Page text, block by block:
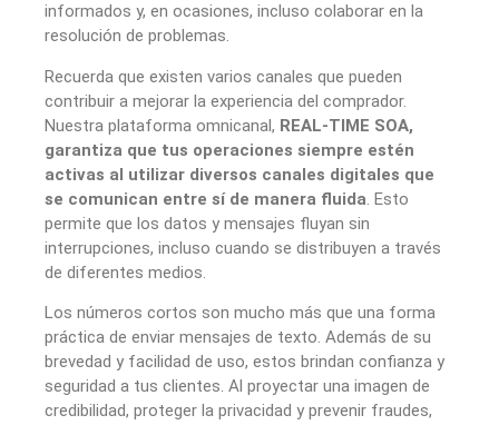
informados y, en ocasiones, incluso colaborar en la
resolución de problemas.
Recuerda que existen varios canales que pueden
contribuir a mejorar la experiencia del comprador.
Nuestra plataforma omnicanal, REAL-TIME SOA,
garantiza que tus operaciones siempre estén
activas al utilizar diversos canales digitales que
se comunican entre sí de manera fluida . Esto
permite que los datos y mensajes fluyan sin
interrupciones, incluso cuando se distribuyen a través
de diferentes medios.
Los números cortos son mucho más que una forma
práctica de enviar mensajes de texto. Además de su
brevedad y facilidad de uso, estos brindan confianza y
seguridad a tus clientes. Al proyectar una imagen de
credibilidad, proteger la privacidad y prevenir fraudes,